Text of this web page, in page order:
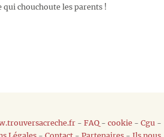
chouchoute les parents !
- FAQ- cookie- Cgu -